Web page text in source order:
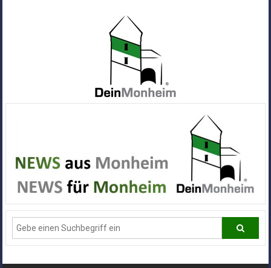
Alle
News
aus
Deiner
Stadt
Monheim